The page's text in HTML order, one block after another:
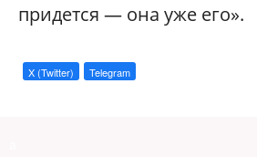
придется — она уже его».
X (Twitter) Telegram